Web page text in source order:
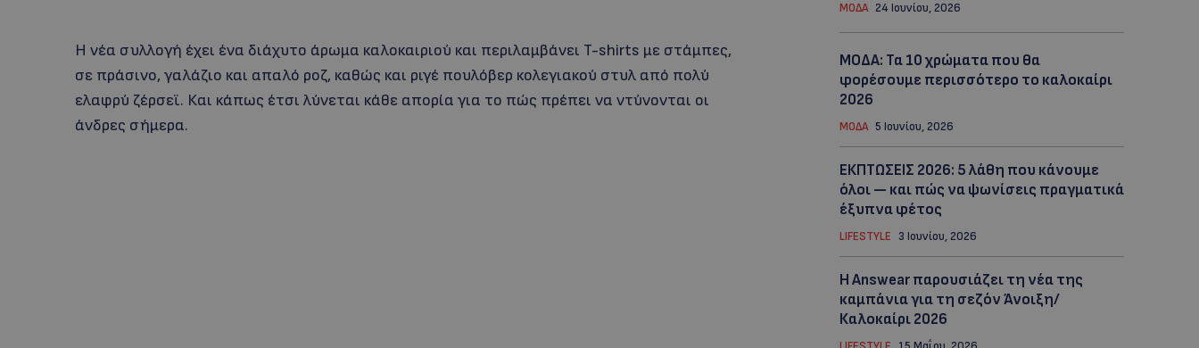
Η νέα συλλογή έχει ένα διάχυτο άρωμα καλοκαιριού και περιλαμβάνει T-shirts με στάμπες,
σε πράσινο, γαλάζιο και απαλό ροζ, καθώς και ριγέ πουλόβερ κολεγιακού στυλ από πολύ
ελαφρύ ζέρσεϊ. Και κάπως έτσι λύνεται κάθε απορία για το πώς πρέπει να ντύνονται οι
άνδρες σήμερα.
ΜΟΔΑ 24 Ιουνίου, 2026
ΜΟΔΑ: Τα 10 χρώματα που θα
φορέσουμε περισσότερο το καλοκαίρι
2026
ΜΟΔΑ 5 Ιουνίου, 2026
ΕΚΠΤΩΣΕΙΣ 2026: 5 λάθη που κάνουμε
όλοι — και πώς να ψωνίσεις πραγματικά
έξυπνα φέτος
LIFESTYLE 3 Ιουνίου, 2026
Η Answear παρουσιάζει τη νέα της
καμπάνια για τη σεζόν Άνοιξη/
Καλοκαίρι 2026